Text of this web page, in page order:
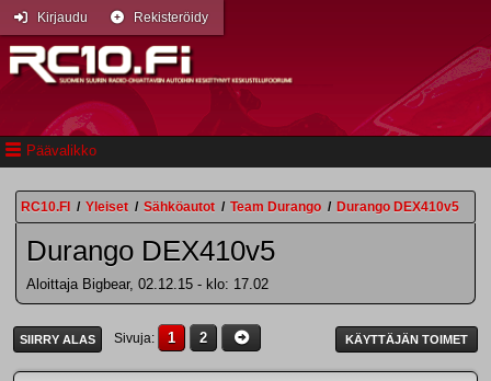
Päävalikko
Kirjaudu Rekisteröidy
RC10.FI / Yleiset / Sähköautot / Team Durango / Durango DEX410v5
Durango DEX410v5
Aloittaja Bigbear, 02.12.15 - klo: 17.02
SIIRRY ALAS Sivuja 1 2 KÄYTTÄJÄN TOIMET